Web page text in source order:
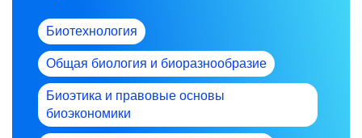
Биотехнология
Общая биология и биоразнообразие
Биоэтика и правовые основы
биоэкономики